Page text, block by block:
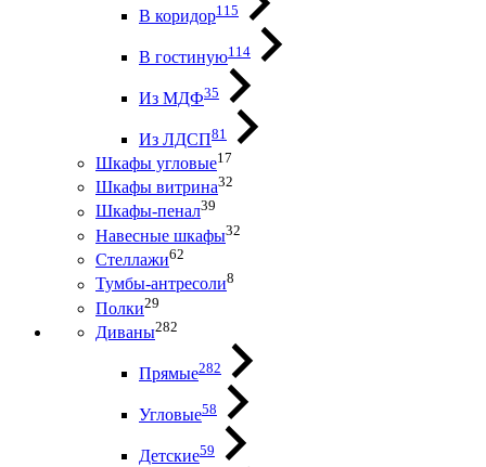
В коридор115
В гостиную114
Из МДФ35
Из ЛДСП81
Шкафы угловые17
Шкафы витрина32
Шкафы-пенал39
Навесные шкафы32
Стеллажи62
Тумбы-антресоли8
Полки29
Диваны282
Прямые282
Угловые58
Детские59